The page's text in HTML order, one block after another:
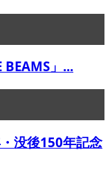
BEAMS」...
没後150年記念